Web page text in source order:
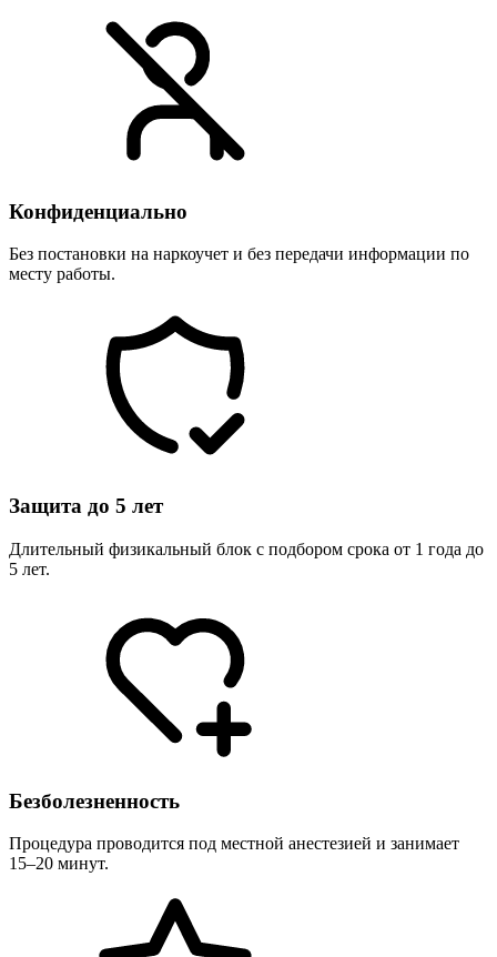
Конфиденциально
Без постановки на наркоучет и без передачи информации по
месту работы.
Защита до 5 лет
Длительный физикальный блок с подбором срока от 1 года до
5 лет.
Безболезненность
Процедура проводится под местной анестезией и занимает
15–20 минут.